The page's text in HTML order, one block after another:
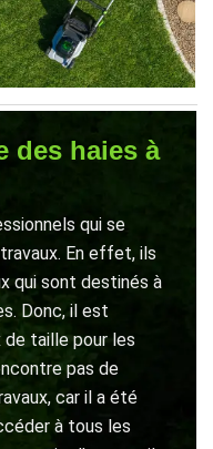
des haies à
qui se
En effet, ils
qui sont destinés à
Donc, il est
de taille pour les
pas de
car il a été
à tous les